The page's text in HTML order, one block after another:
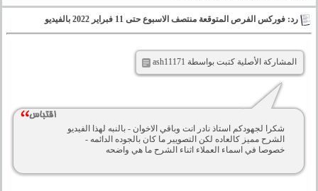
رد: فوركس الفرص المتوقعة منتصف الاسبوع حتى 11 فبراير 2022 بالفيديو
المشاركة الأصلية كتبت بواسطة ash11171
شكرا لجهودكم استاذ نادر انت وباقي الاخوان - بالنبه لهذا الفيديو
الشرح مميز كالعاده لكن التصويير ما كان بالجوده الدائمه -
خصوصا في اسماء العملاء اثناء الشرح ما هي واضحه